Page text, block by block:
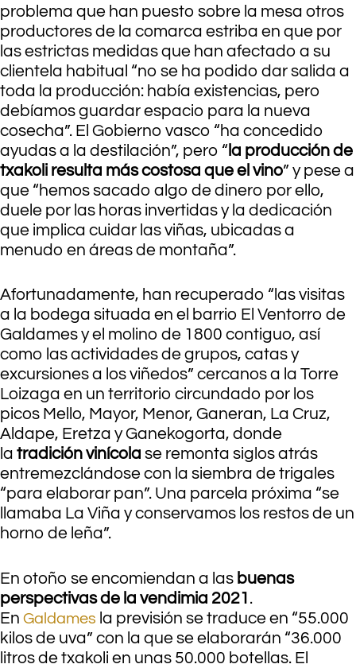
problema que han puesto sobre la mesa otros
productores de la comarca estriba en que por
las estrictas medidas que han afectado a su
clientela habitual “no se ha podido dar salida a
toda la producción: había existencias, pero
debíamos guardar espacio para la nueva
cosecha”. El Gobierno vasco “ha concedido
ayudas a la destilación”, pero “ la producción de
txakoli resulta más costosa que el vino” y pese a
que “hemos sacado algo de dinero por ello,
duele por las horas invertidas y la dedicación
que implica cuidar las viñas, ubicadas a
menudo en áreas de montaña”.
Afortunadamente, han recuperado “las visitas
a la bodega situada en el barrio El Ventorro de
Galdames y el molino de 1800 contiguo, así
como las actividades de grupos, catas y
excursiones a los viñedos” cercanos a la Torre
Loizaga en un territorio circundado por los
picos Mello, Mayor, Menor, Ganeran, La Cruz,
Aldape, Eretza y Ganekogorta, donde
la tradición vinícola se remonta siglos atrás
entremezclándose con la siembra de trigales
“para elaborar pan”. Una parcela próxima “se
llamaba La Viña y conservamos los restos de un
horno de leña”.
En otoño se encomiendan a las buenas
perspectivas de la vendimia 2021 .
En Galdames la previsión se traduce en “55.000
kilos de uva” con la que se elaborarán “36.000
litros de txakoli en unas 50.000 botellas. El